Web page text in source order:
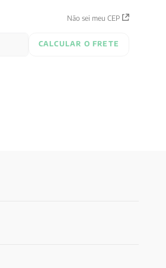
Não sei meu CEP
CALCULAR O FRETE